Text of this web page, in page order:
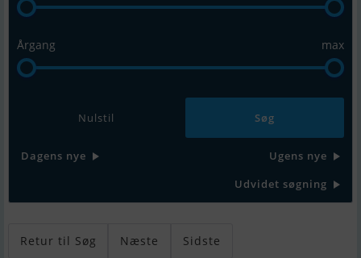
Årgang max
Nulstil
Dagens nye
Ugens nye
Udvidet søgning
Retur til Søg Næste Sidste